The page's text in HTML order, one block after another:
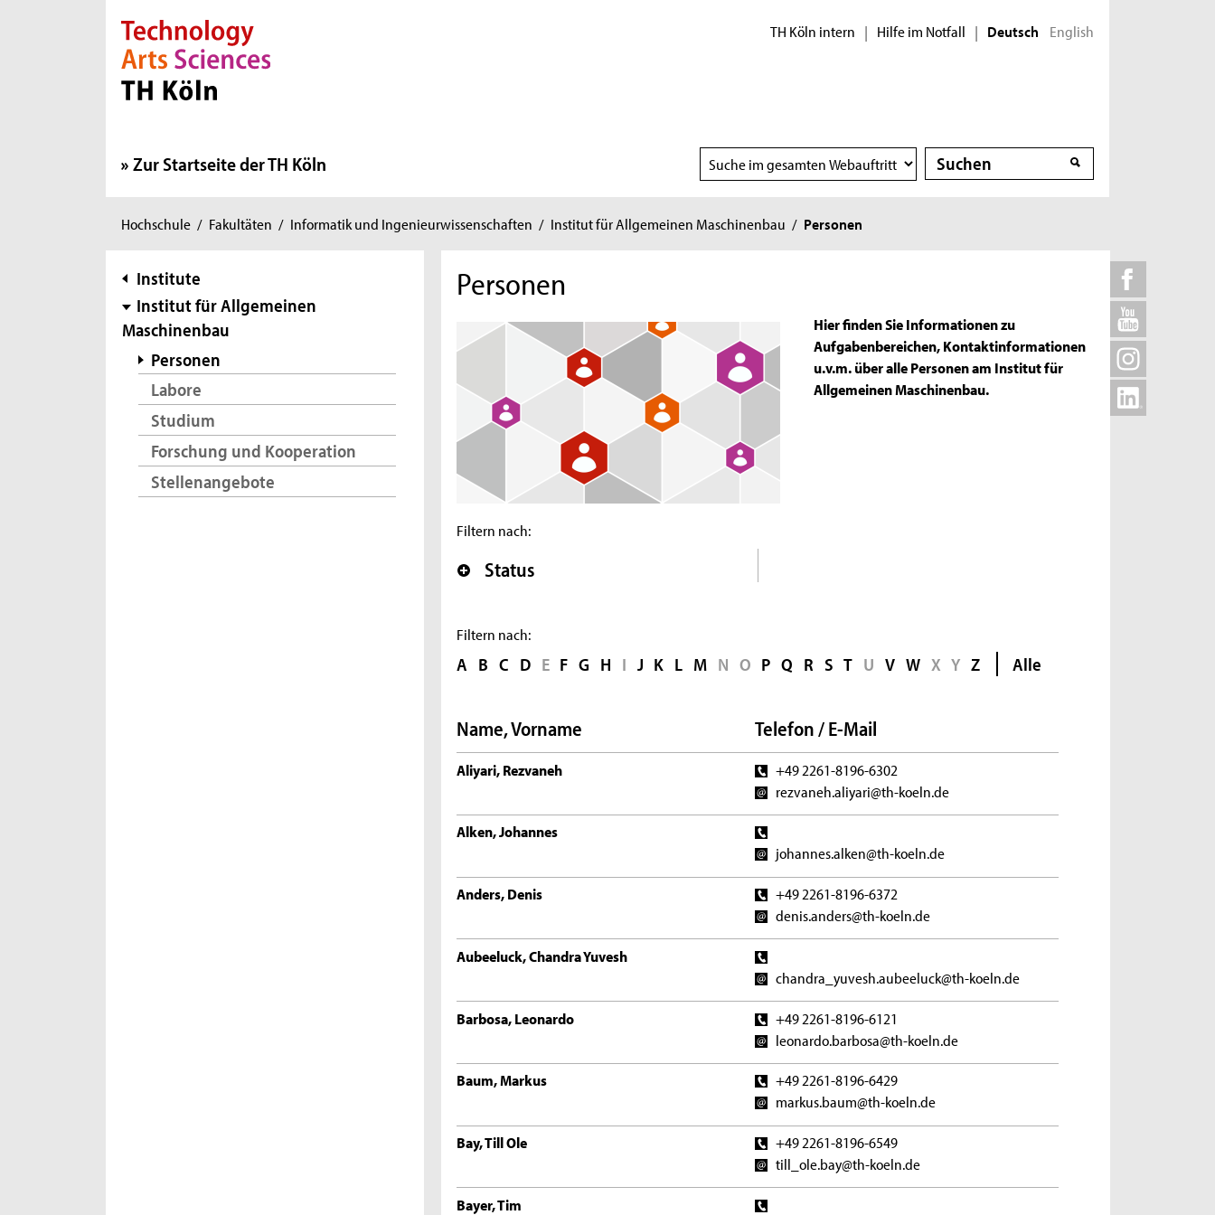
Direkt zur Hauptnavigation
Direkt zur Subnavigation
Direkt zum Inhalt
Direkt zum Fußbereich TH Köln intern | Hilfe im Notfall | Deutsch English
Zur Startseite der TH Köln
Suchbereich
wählen
Suche
Suche
Sie
hier:
Hochschule / Fakultäten / Informatik und Ingenieurwissenschaften / Institut für Allgemeinen Maschinenbau / Personen
Subnavigation
Institute
Institut für Allgemeinen
Maschinenbau
Personen
Labore
Studium
Forschung und Kooperation
Stellenangebote
Personen
Hier finden Sie Informationen zu
Aufgabenbereichen, Kontaktinformationen
u.v.m. über alle Personen am Institut für
Allgemeinen Maschinenbau.
Filtern nach:
Status
Filtern nach:
A B C D E F G H I J K L M N O P Q R S T U V W X Y Z Alle
Name, Vorname Telefon / E-Mail
Aliyari, Rezvaneh
+49 2261-8196-6302
rezvaneh.aliyari@th-koeln.de
Alken, Johannes
johannes.alken@th-koeln.de
Anders, Denis
+49 2261-8196-6372
denis.anders@th-koeln.de
Aubeeluck, Chandra Yuvesh
chandra_yuvesh.aubeeluck@th-koeln.de
Barbosa, Leonardo
+49 2261-8196-6121
leonardo.barbosa@th-koeln.de
Baum, Markus
+49 2261-8196-6429
markus.baum@th-koeln.de
Bay, Till Ole
+49 2261-8196-6549
till_ole.bay@th-koeln.de
Bayer, Tim